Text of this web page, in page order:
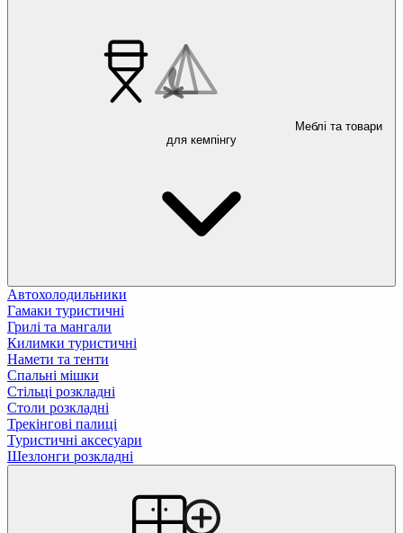
Меблі та товари
для кемпінгу
Автохолодильники
Гамаки туристичні
Грилі та мангали
Килимки туристичні
Намети та тенти
Спальні мішки
Стільці розкладні
Столи розкладні
Трекінгові палиці
Туристичні аксесуари
Шезлонги розкладні